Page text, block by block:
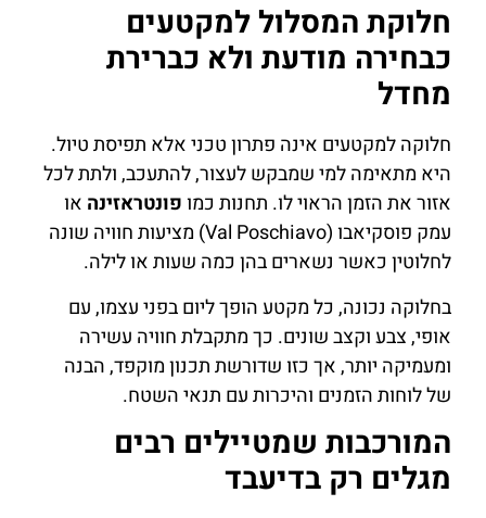
חלוקת המסלול למקטעים
כבחירה מודעת ולא כברירת
מחדל
חלוקה למקטעים אינה פתרון טכני אלא תפיסת טיול.
היא מתאימה למי שמבקש לעצור, להתעכב, ולתת לכל
אזור את הזמן הראוי לו. תחנות כמופונטראזינה או
עמק פוסקיאבו (Val Poschiavo) מציעות חוויה שונה
לחלוטין כאשר נשארים בהן כמה שעות או לילה.
בחלוקה נכונה, כל מקטע הופך ליום בפני עצמו, עם
אופי, צבע וקצב שונים. כך מתקבלת חוויה עשירה
ומעמיקה יותר, אך כזו שדורשת תכנון מוקפד, הבנה
של לוחות הזמנים והיכרות עם תנאי השטח.
המורכבות שמטיילים רבים
מגלים רק בדיעבד